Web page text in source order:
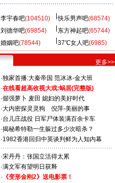
李宇春吧(104510) 快乐男声吧(68574)
刘德华吧(69854) 东方神起吧(65744)
婚姻吧(78544) 37℃女人吧(6985)
更多>>
·独家首播:大秦帝国 范冰冰-金大班
·在线看超高收视大戏:蜗居(完整版)
·倔强萝卜 麦田 媳妇的美好时代
·大内密探灵灵狗
倪萍-美丽的事
·台儿庄战役 日军尸体装满百余卡车
·揭秘希特勒一生躲过多少次暗杀？
·1982香港回归中英谈判鲜为人知内幕
·宋丹丹：张国立活得太累
·满文军有望明日获释
· 《变形金刚2》送电影票！